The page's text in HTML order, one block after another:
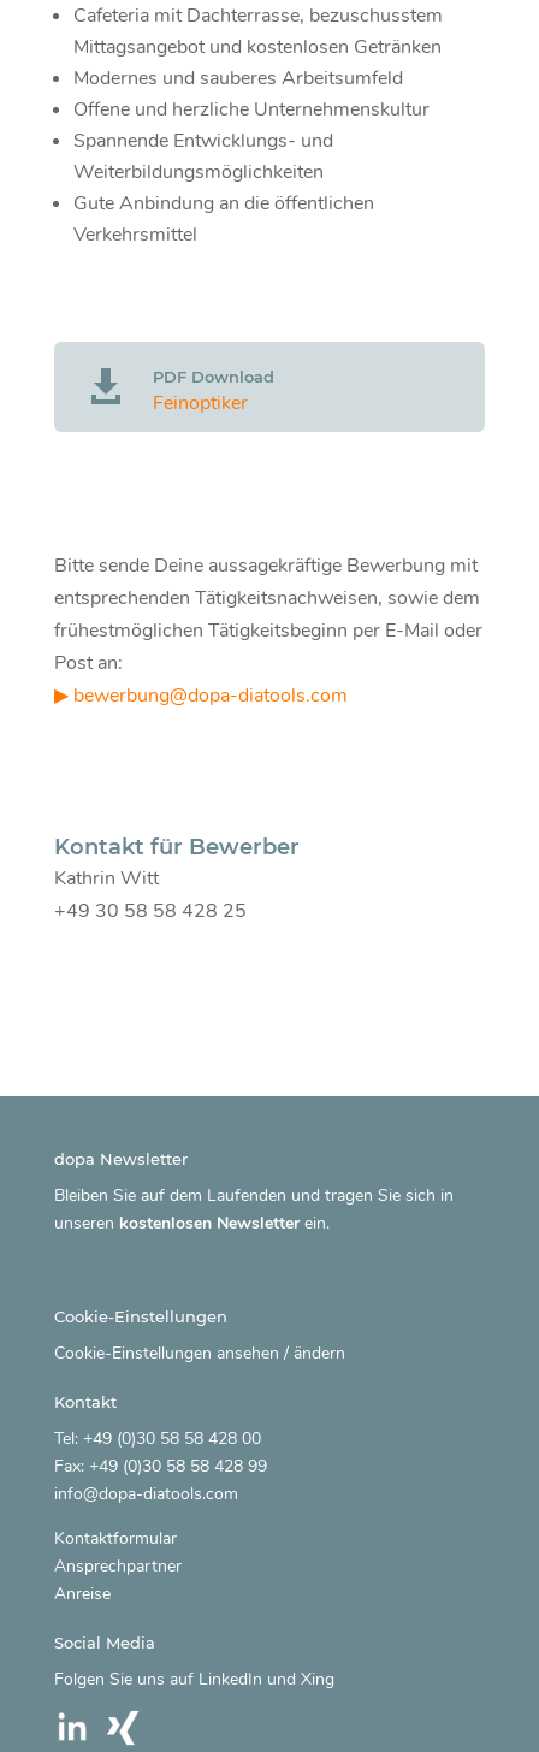
Cafeteria mit Dachterrasse, bezuschusstem
Mittagsangebot und kostenlosen Getränken
Modernes und sauberes Arbeitsumfeld
Offene und herzliche Unternehmenskultur
Spannende Entwicklungs- und
Weiterbildungsmöglichkeiten
Gute Anbindung an die öffentlichen
Verkehrsmittel
 PDF Download
Feinoptiker
Bitte sende Deine aussagekräftige Bewerbung mit
entsprechenden Tätigkeitsnachweisen, sowie dem
frühestmöglichen Tätigkeitsbeginn per E-Mail oder
Post an:
▶ bewerbung@dopa-diatools.com
Kontakt für Bewerber
Kathrin Witt
+49 30 58 58 428 25
dopa Newsletter
Bleiben Sie auf dem Laufenden und tragen Sie sich in
unseren kostenlosen Newsletterein.
Cookie-Einstellungen
Cookie-Einstellungen ansehen / ändern
Kontakt
Tel: +49 (0)30 58 58 428 00
Fax: +49 (0)30 58 58 428 99
info@dopa-diatools.com
Kontaktformular
Ansprechpartner
Anreise
Social Media
Folgen Sie uns auf LinkedIn und Xing